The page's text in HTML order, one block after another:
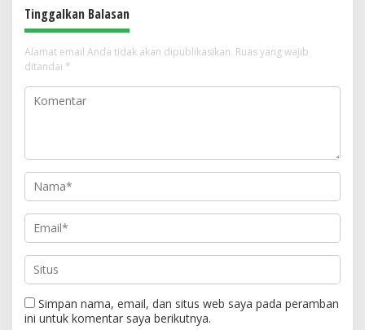
Tinggalkan Balasan
Alamat email Anda tidak akan dipublikasikan. Ruas yang wajib
ditandai *
Simpan nama, email, dan situs web saya pada peramban
ini untuk komentar saya berikutnya.